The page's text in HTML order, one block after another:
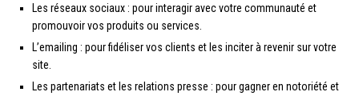
Les réseaux sociaux : pour interagir avec votre communauté et
promouvoir vos produits ou services.
L’emailing : pour fidéliser vos clients et les inciter à revenir sur votre
site.
Les partenariats et les relations presse : pour gagner en notoriété et